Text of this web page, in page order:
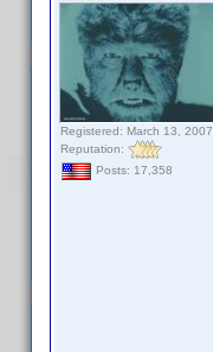
Registered: March 13, 2007
Reputation:
Posts: 17,358